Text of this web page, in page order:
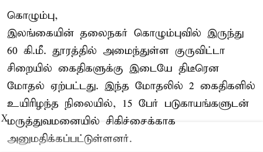
கொழும்பு,
இலங்கையின் தலைநகர் கொழும்புவில் இருந்து
60 கி.மீ. தூரத்தில் அமைந்துள்ள குருவிட்டா
சிறையில் கைதிகளுக்கு இடையே திடீரென
மோதல் ஏற்பட்டது. இந்த மோதலில் 2 கைதிகளில்
உயிரிழந்த நிலையில், 15 பேர் படுகாயங்களுடன்
மருத்துவமனையில் சிகிச்சைக்காக
அனுமதிக்கப்பட்டுள்ளனர்.
X